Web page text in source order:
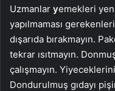
Uzmanlar yemekleri
yapılmaması
dışarıda bırakmayın.
tekrar ısıtmayın.
çalışmayın.
Dondurulmuş gıdayı